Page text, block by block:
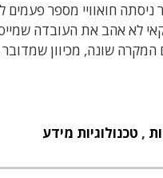
ניסתה חואוויי מספר
לא אהב את העובדה
שונה, מכיוון
, טכנולוגיות מידע